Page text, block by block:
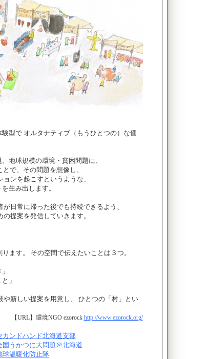
型で オルタナティブ（もうひとつの）な価
地球規模の環境・貧困問題に、
で、その問題を想像し、
ンを起こすというような、
生み出します。
日常に帰った後でも持続できるよう、
提案を発信していきます。
ます。 その空間で伝えたいことは３つ。
」
新しい提案を用意し、 ひとつの「村」とい
【URL】環境NGO ezorock http://www.ezorock.org/
カンドハンド北海道支部
国うかつに大問題＠北海道
球温暖化防止隊